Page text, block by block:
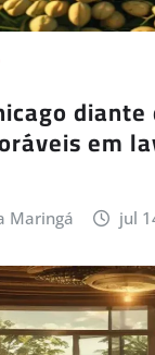
diante
em
Maringá jul